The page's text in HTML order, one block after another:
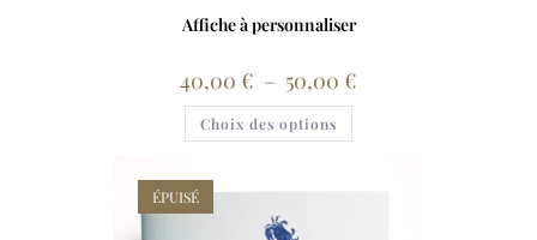
Affiche à personnaliser
40,00 € – 50,00 €
Choix des options
ÉPUISÉ